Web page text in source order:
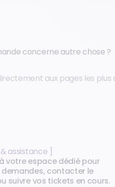
concerne autre chose ?
aux pages les plus
assistance ]
votre espace dédié pour
demandes, contacter le
suivre vos tickets en cours.